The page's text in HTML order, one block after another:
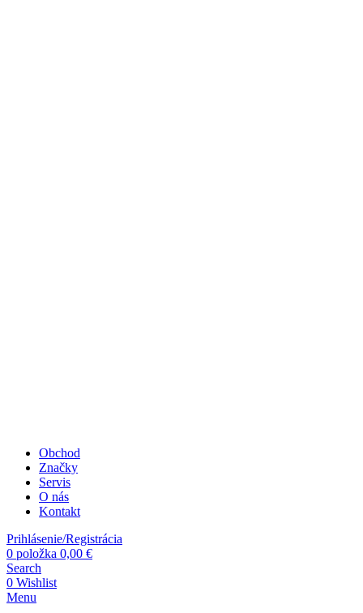
Obchod
Značky
Servis
O nás
Kontakt
Prihlásenie/Registrácia
0 položka 0,00 €
Search
0 Wishlist
Menu